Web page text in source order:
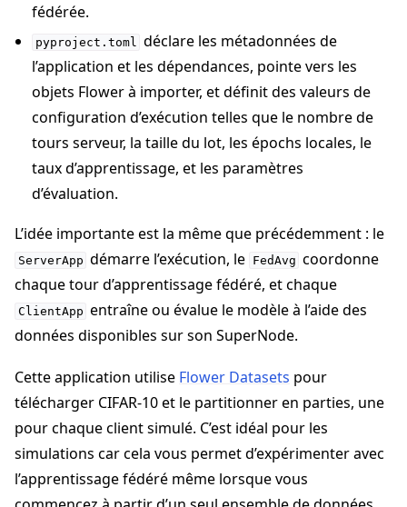
fédérée.
pyproject.toml
déclare les métadonnées de
l’application et les dépendances, pointe vers les
objets Flower à importer, et définit des valeurs de
configuration d’exécution telles que le nombre de
tours serveur, la taille du lot, les épochs locales, le
taux d’apprentissage, et les paramètres
d’évaluation.
L’idée importante est la même que précédemment : le
ServerApp démarre l’exécution, le FedAvg coordonne
chaque tour d’apprentissage fédéré, et chaque
ClientApp entraîne ou évalue le modèle à l’aide des
données disponibles sur son SuperNode.
Cette application utilise Flower Datasets pour
télécharger CIFAR-10 et le partitionner en parties, une
pour chaque client simulé. C’est idéal pour les
simulations car cela vous permet d’expérimenter avec
l’apprentissage fédéré même lorsque vous